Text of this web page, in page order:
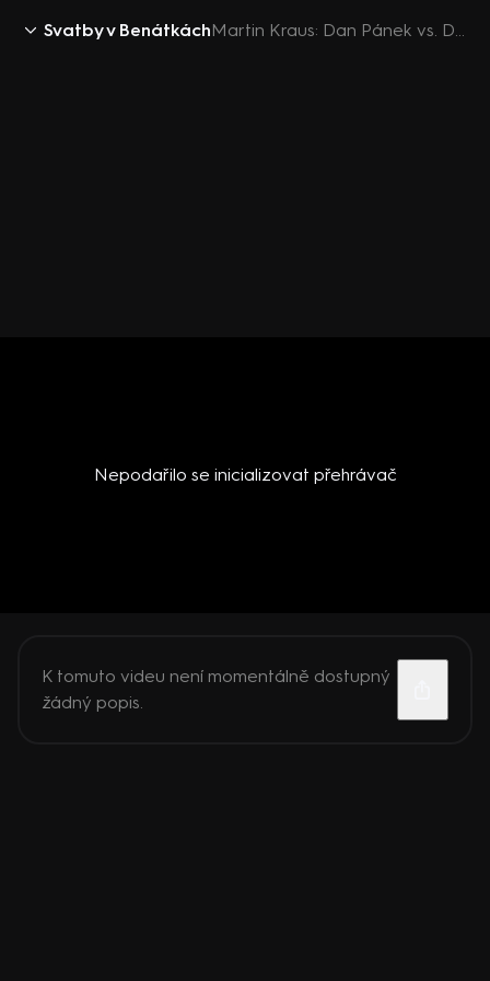
Svatby v Benátkách Martin Kraus: Dan Pánek vs. David Grábner
Nepodařilo se inicializovat přehrávač
K tomuto videu není momentálně dostupný
žádný popis.